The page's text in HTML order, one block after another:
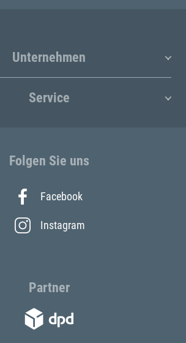
Unternehmen
Service
Folgen Sie uns
Facebook
Instagram
Partner